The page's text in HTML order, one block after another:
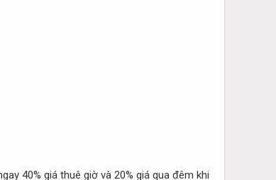
40% giá thuê giờ và 20% giá qua đêm khi